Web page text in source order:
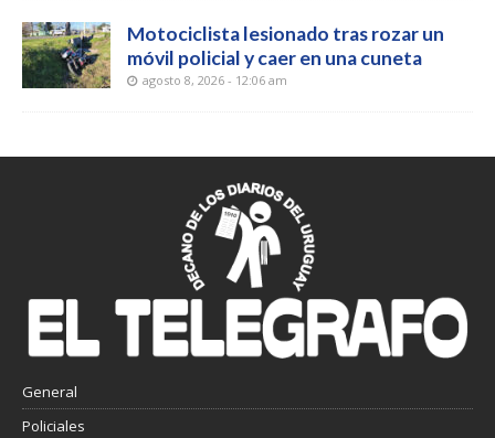
Motociclista lesionado tras rozar un
móvil policial y caer en una cuneta
agosto 8, 2026 - 12:06 am
General
Policiales